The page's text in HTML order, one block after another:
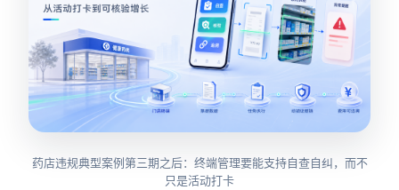
药店违规典型案例第三期之后：终端管理要能支持自查自纠，而不
只是活动打卡